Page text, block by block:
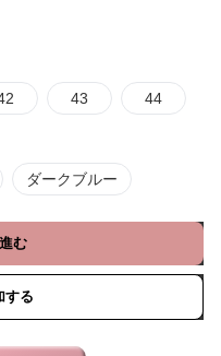
43 44
ダークブルー
む
する